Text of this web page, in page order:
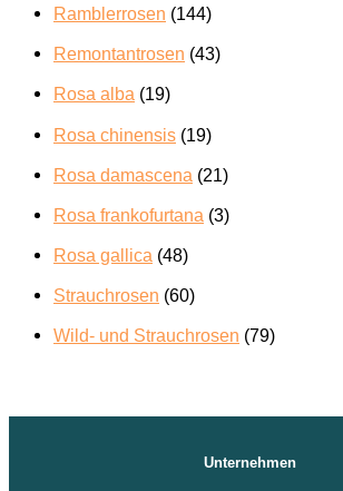
Ramblerrosen (144)
Remontantrosen (43)
Rosa alba (19)
Rosa chinensis (19)
Rosa damascena (21)
Rosa frankofurtana (3)
Rosa gallica (48)
Strauchrosen (60)
Wild- und Strauchrosen (79)
Unternehmen